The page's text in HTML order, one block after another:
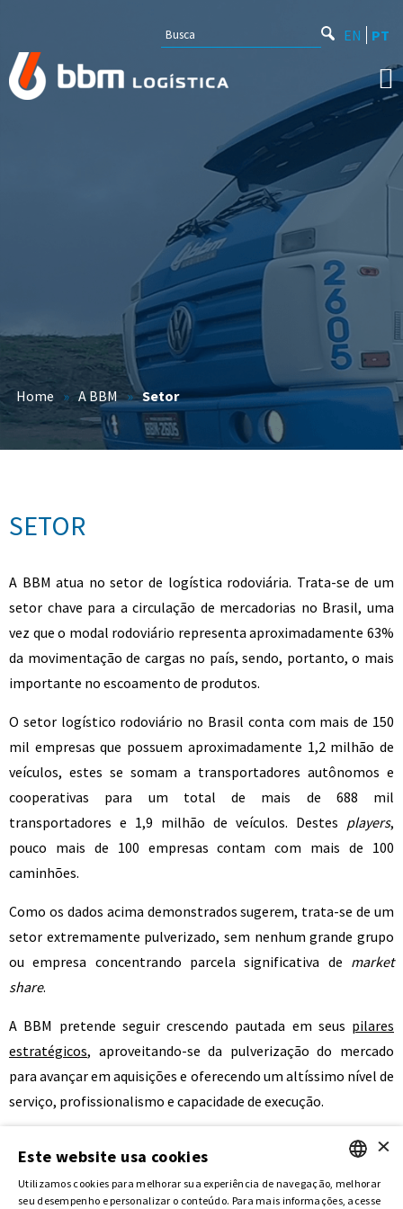
EN PT
Home » A BBM » Setor
SETOR
A BBM atua no setor de logística rodoviária. Trata-se de um
setor chave para a circulação de mercadorias no Brasil, uma
vez que o modal rodoviário representa aproximadamente 63%
da movimentação de cargas no país, sendo, portanto, o mais
importante no escoamento de produtos.
O setor logístico rodoviário no Brasil conta com mais de 150
mil empresas que possuem aproximadamente 1,2 milhão de
veículos, estes se somam a transportadores autônomos e
cooperativas para um total de mais de 688 mil
transportadores e 1,9 milhão de veículos. Destes players,
pouco mais de 100 empresas contam com mais de 100
caminhões.
Como os dados acima demonstrados sugerem, trata-se de um
setor extremamente pulverizado, sem nenhum grande grupo
ou empresa concentrando parcela significativa de market
share.
A BBM pretende seguir crescendo pautada em seus pilares
estratégicos, aproveitando-se da pulverização do mercado
para avançar em aquisições e oferecendo um altíssimo nível de
serviço, profissionalismo e capacidade de execução.
PORTUGUESE
×
Este website usa cookies
Utilizamos cookies para melhorar sua experiência de navegação, melhorar
seu desempenho e personalizar o conteúdo. Para mais informações, acesse